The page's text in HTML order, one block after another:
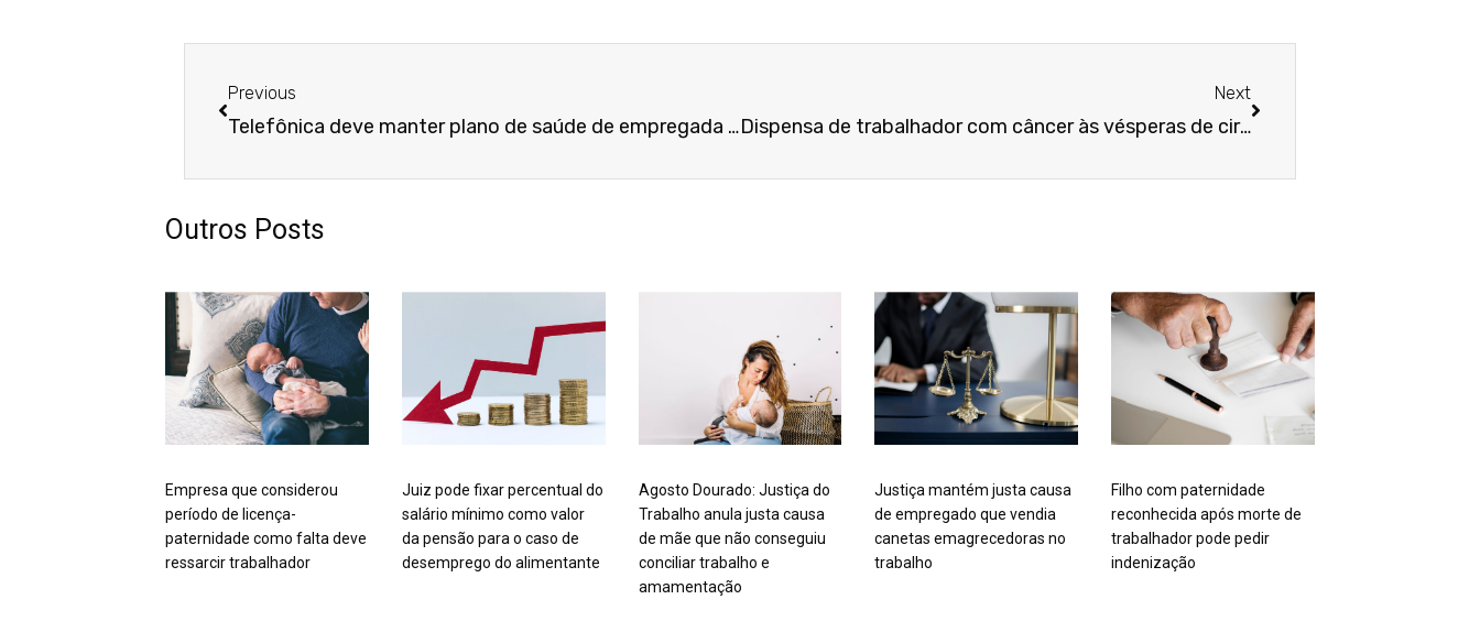
Previous
Telefônica deve manter plano de saúde de empregada diagnosticada com câncer após aderir ao PDV
Next
Dispensa de trabalhador com câncer às vésperas de cirurgia é considerada discriminatória, decide 11ª Câmara
Outros Posts
Empresa que considerou
período de licença-
paternidade como falta deve
ressarcir trabalhador
Juiz pode fixar percentual do
salário mínimo como valor
da pensão para o caso de
desemprego do alimentante
Agosto Dourado: Justiça do
Trabalho anula justa causa
de mãe que não conseguiu
conciliar trabalho e
amamentação
Justiça mantém justa causa
de empregado que vendia
canetas emagrecedoras no
trabalho
Filho com paternidade
reconhecida após morte de
trabalhador pode pedir
indenização